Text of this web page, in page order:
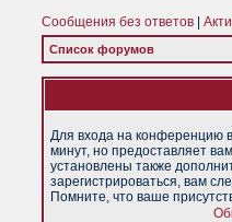
Сообщения без ответов
Список форумов
Для входа на конференцию
минут, но предоставляет
установлены также
зарегистрироваться, вам
Помните, что ваше